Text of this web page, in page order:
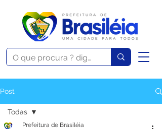
Post
Todas
Prefeitura de Brasiléia